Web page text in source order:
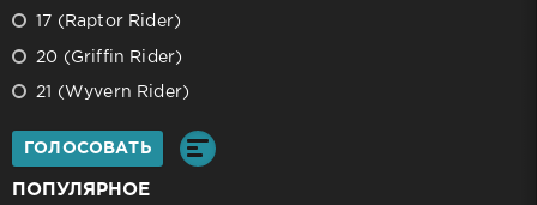
17 (Raptor Rider)
20 (Griffin Rider)
21 (Wyvern Rider)
ГОЛОСОВАТЬ
ПОПУЛЯРНОЕ